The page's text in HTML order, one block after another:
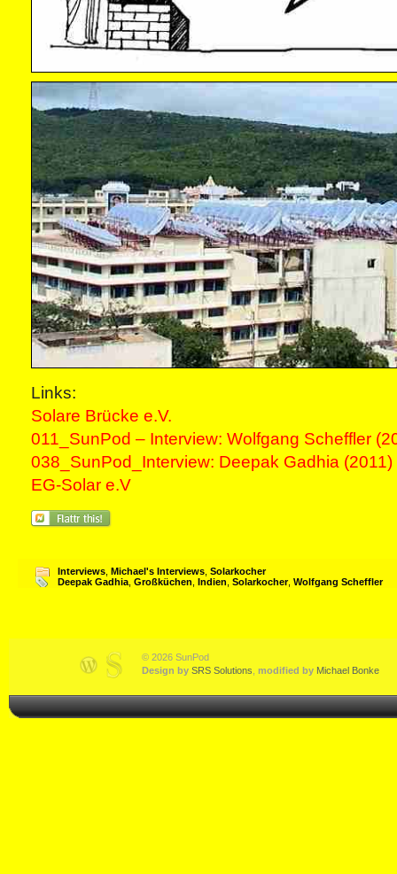
Links:
Solare Brücke e.V.
011_SunPod – Interview: Wolfgang Scheffler
038_SunPod_Interview: Deepak Gadhia (2011)
EG-Solar e.V
Interviews Michael's Interviews Solarkocher
Deepak Gadhia Großküchen Indien Solarkocher, Wolfgang Scheffler
© 2026 SunPod
Design by SRS Solutions modified by Michael Bonke